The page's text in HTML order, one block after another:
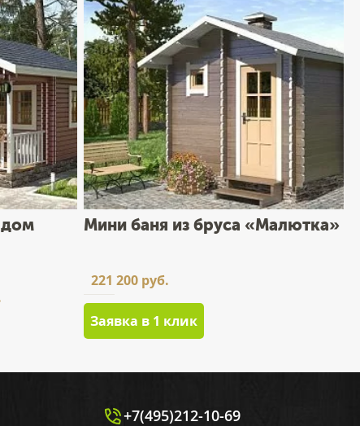
Мини баня из бруса «Малютка»
221 200 руб.
Заявка в 1 клик
+7(495)212-10-69